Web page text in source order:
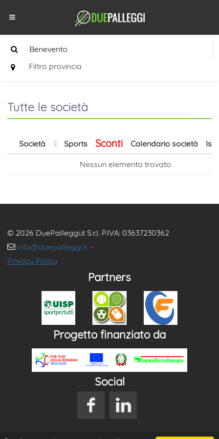
Filtro provincia
Tutte le società
Società Sports Sconti Calendario società
Nessun elemento trovato
© 2026 DuePalleggi.it S.r.l. P.IVA: 03637230362
info@duepalleggi.it ·
Privacy Policy
Partners
Progetto finanziato da
Social